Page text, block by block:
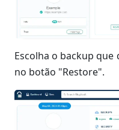
Escolha o backup que
no botão "Restore".